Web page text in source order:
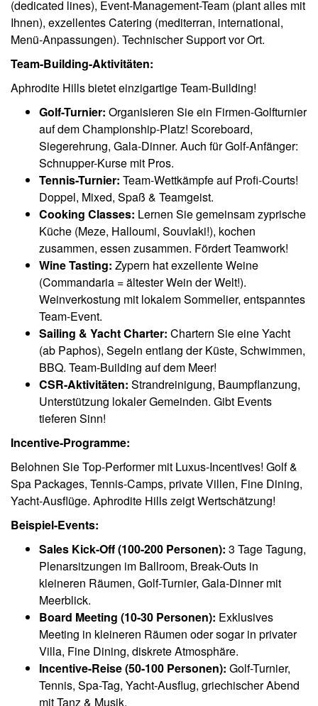
(dedicated lines), Event-Management-Team (plant alles mit
Ihnen), exzellentes Catering (mediterran, international,
Menü-Anpassungen). Technischer Support vor Ort.
Team-Building-Aktivitäten:
Aphrodite Hills bietet einzigartige Team-Building!
Golf-Turnier: Organisieren Sie ein Firmen-Golfturnier
auf dem Championship-Platz! Scoreboard,
Siegerehrung, Gala-Dinner. Auch für Golf-Anfänger:
Schnupper-Kurse mit Pros.
Tennis-Turnier: Team-Wettkämpfe auf Profi-Courts!
Doppel, Mixed, Spaß & Teamgeist.
Cooking Classes: Lernen Sie gemeinsam zyprische
Küche (Meze, Halloumi, Souvlaki!), kochen
zusammen, essen zusammen. Fördert Teamwork!
Wine Tasting: Zypern hat exzellente Weine
(Commandaria = ältester Wein der Welt!).
Weinverkostung mit lokalem Sommelier, entspanntes
Team-Event.
Sailing & Yacht Charter: Chartern Sie eine Yacht
(ab Paphos), Segeln entlang der Küste, Schwimmen,
BBQ. Team-Building auf dem Meer!
CSR-Aktivitäten: Strandreinigung, Baumpflanzung,
Unterstützung lokaler Gemeinden. Gibt Events
tieferen Sinn!
Incentive-Programme:
Belohnen Sie Top-Performer mit Luxus-Incentives! Golf &
Spa Packages, Tennis-Camps, private Villen, Fine Dining,
Yacht-Ausflüge. Aphrodite Hills zeigt Wertschätzung!
Beispiel-Events:
Sales Kick-Off (100-200 Personen): 3 Tage Tagung,
Plenarsitzungen im Ballroom, Break-Outs in
kleineren Räumen, Golf-Turnier, Gala-Dinner mit
Meerblick.
Board Meeting (10-30 Personen): Exklusives
Meeting in kleineren Räumen oder sogar in privater
Villa, Fine Dining, diskrete Atmosphäre.
Incentive-Reise (50-100 Personen): Golf-Turnier,
Tennis, Spa-Tag, Yacht-Ausflug, griechischer Abend
mit Tanz & Musik.